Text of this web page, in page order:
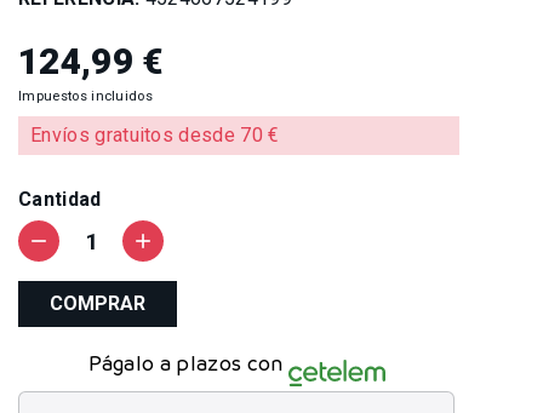
124,99 €
Impuestos incluidos
Envíos gratuitos desde 70 €
Cantidad
remove add
COMPRAR
Págalo a plazos con